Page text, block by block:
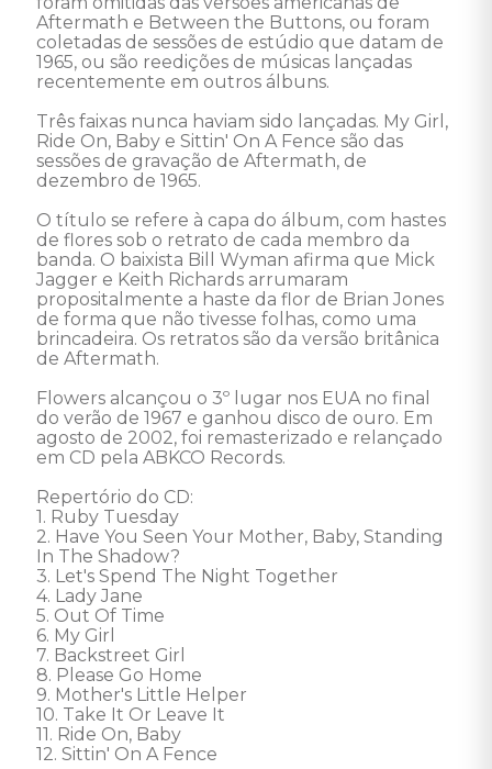
Aftermath e Between the Buttons, ou foram
coletadas de sessões de estúdio que datam de
1965, ou são reedições de músicas lançadas
recentemente em outros álbuns.
Três faixas nunca haviam sido lançadas. My Girl,
Ride On, Baby e Sittin' On A Fence são das
sessões de gravação de Aftermath, de
dezembro de 1965.
O título se refere à capa do álbum, com hastes
de flores sob o retrato de cada membro da
banda. O baixista Bill Wyman afirma que Mick
Jagger e Keith Richards arrumaram
propositalmente a haste da flor de Brian Jones
de forma que não tivesse folhas, como uma
brincadeira. Os retratos são da versão britânica
de Aftermath.
Flowers alcançou o 3º lugar nos EUA no final
do verão de 1967 e ganhou disco de ouro. Em
agosto de 2002, foi remasterizado e relançado
em CD pela ABKCO Records.
Repertório do CD:
1. Ruby Tuesday
2. Have You Seen Your Mother, Baby, Standing
In The Shadow?
3. Let's Spend The Night Together
4. Lady Jane
5. Out Of Time
6. My Girl
7. Backstreet Girl
8. Please Go Home
9. Mother's Little Helper
10. Take It Or Leave It
11. Ride On, Baby
12. Sittin' On A Fence